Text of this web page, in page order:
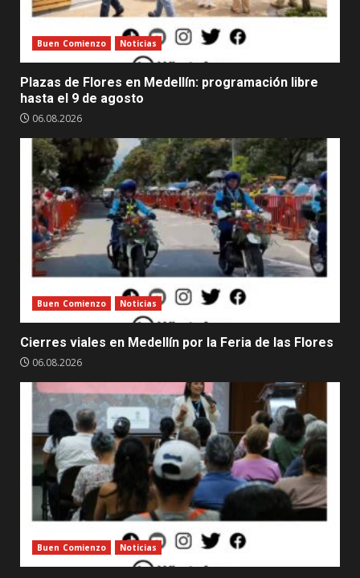
Buen Comienzo Noticias
Plazas de Flores en Medellín: programación libre
hasta el 9 de agosto
06.08.2026
Buen Comienzo Noticias
Cierres viales en Medellín por la Feria de las Flores
06.08.2026
Buen Comienzo Noticias